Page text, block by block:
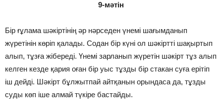
9-мәтін
Бір ғұлама шәкіртінің әр нәрседен үнемі шағымданып
жүретінін көріп қалады. Содан бір күні ол шәкіртті шақыртып
алып, тұзға жібереді. Үнемі зарланып жүретін шәкірт тұз алып
келген кезде қария оған бір уыс тұзды бір стакан суға ерітіп
іш дейді. Шәкірт бұлжытпай айтқанын орындаса да, тұзды
суды көп іше алмай түкіре бастайды.